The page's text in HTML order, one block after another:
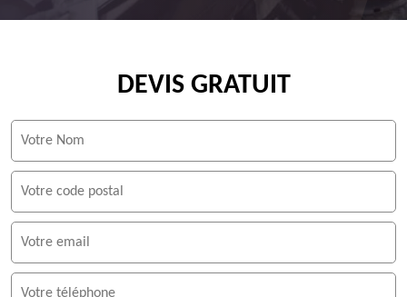
DEVIS GRATUIT